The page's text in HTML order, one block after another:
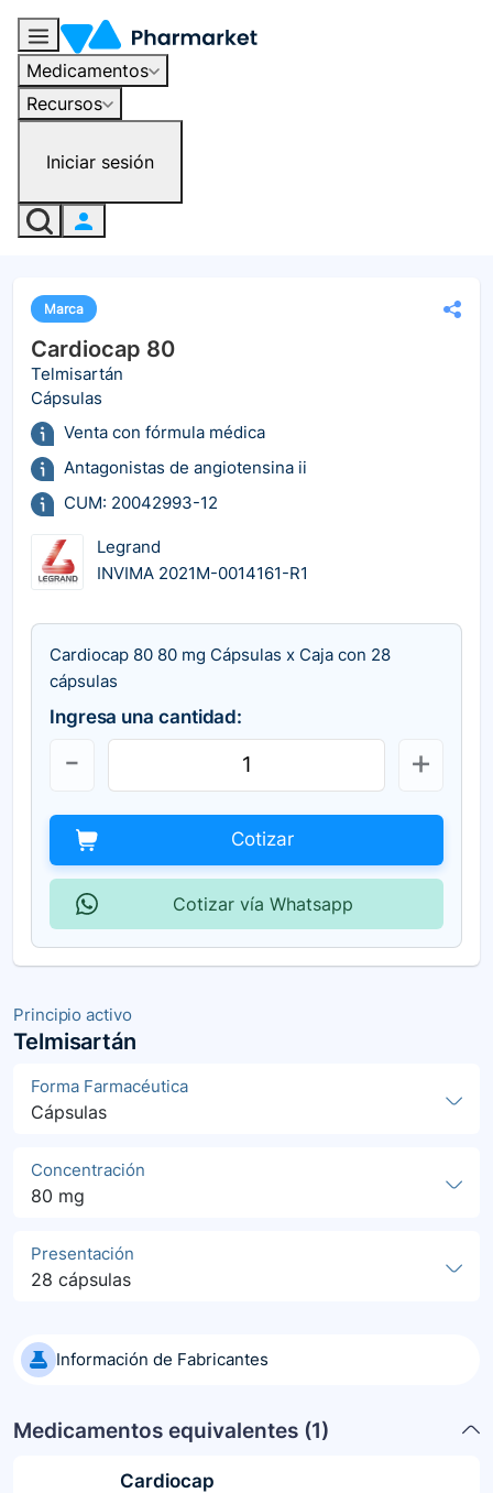
Medicamentos
Recursos
Iniciar sesión
Principio activo
Telmisartán
Forma Farmacéutica
Cápsulas
Concentración
80 mg
Presentación
28 cápsulas
Información de Fabricantes
Medicamentos equivalentes (1)
Cardiocap
Marca
Cardiocap 80
Telmisartán
Cápsulas
Venta con fórmula médica
Antagonistas de angiotensina ii
CUM: 20042993-12
Legrand
INVIMA 2021M-0014161-R1
Cardiocap 80 80 mg Cápsulas x Caja con 28
cápsulas
Ingresa una cantidad:
Cotizar
Cotizar vía Whatsapp